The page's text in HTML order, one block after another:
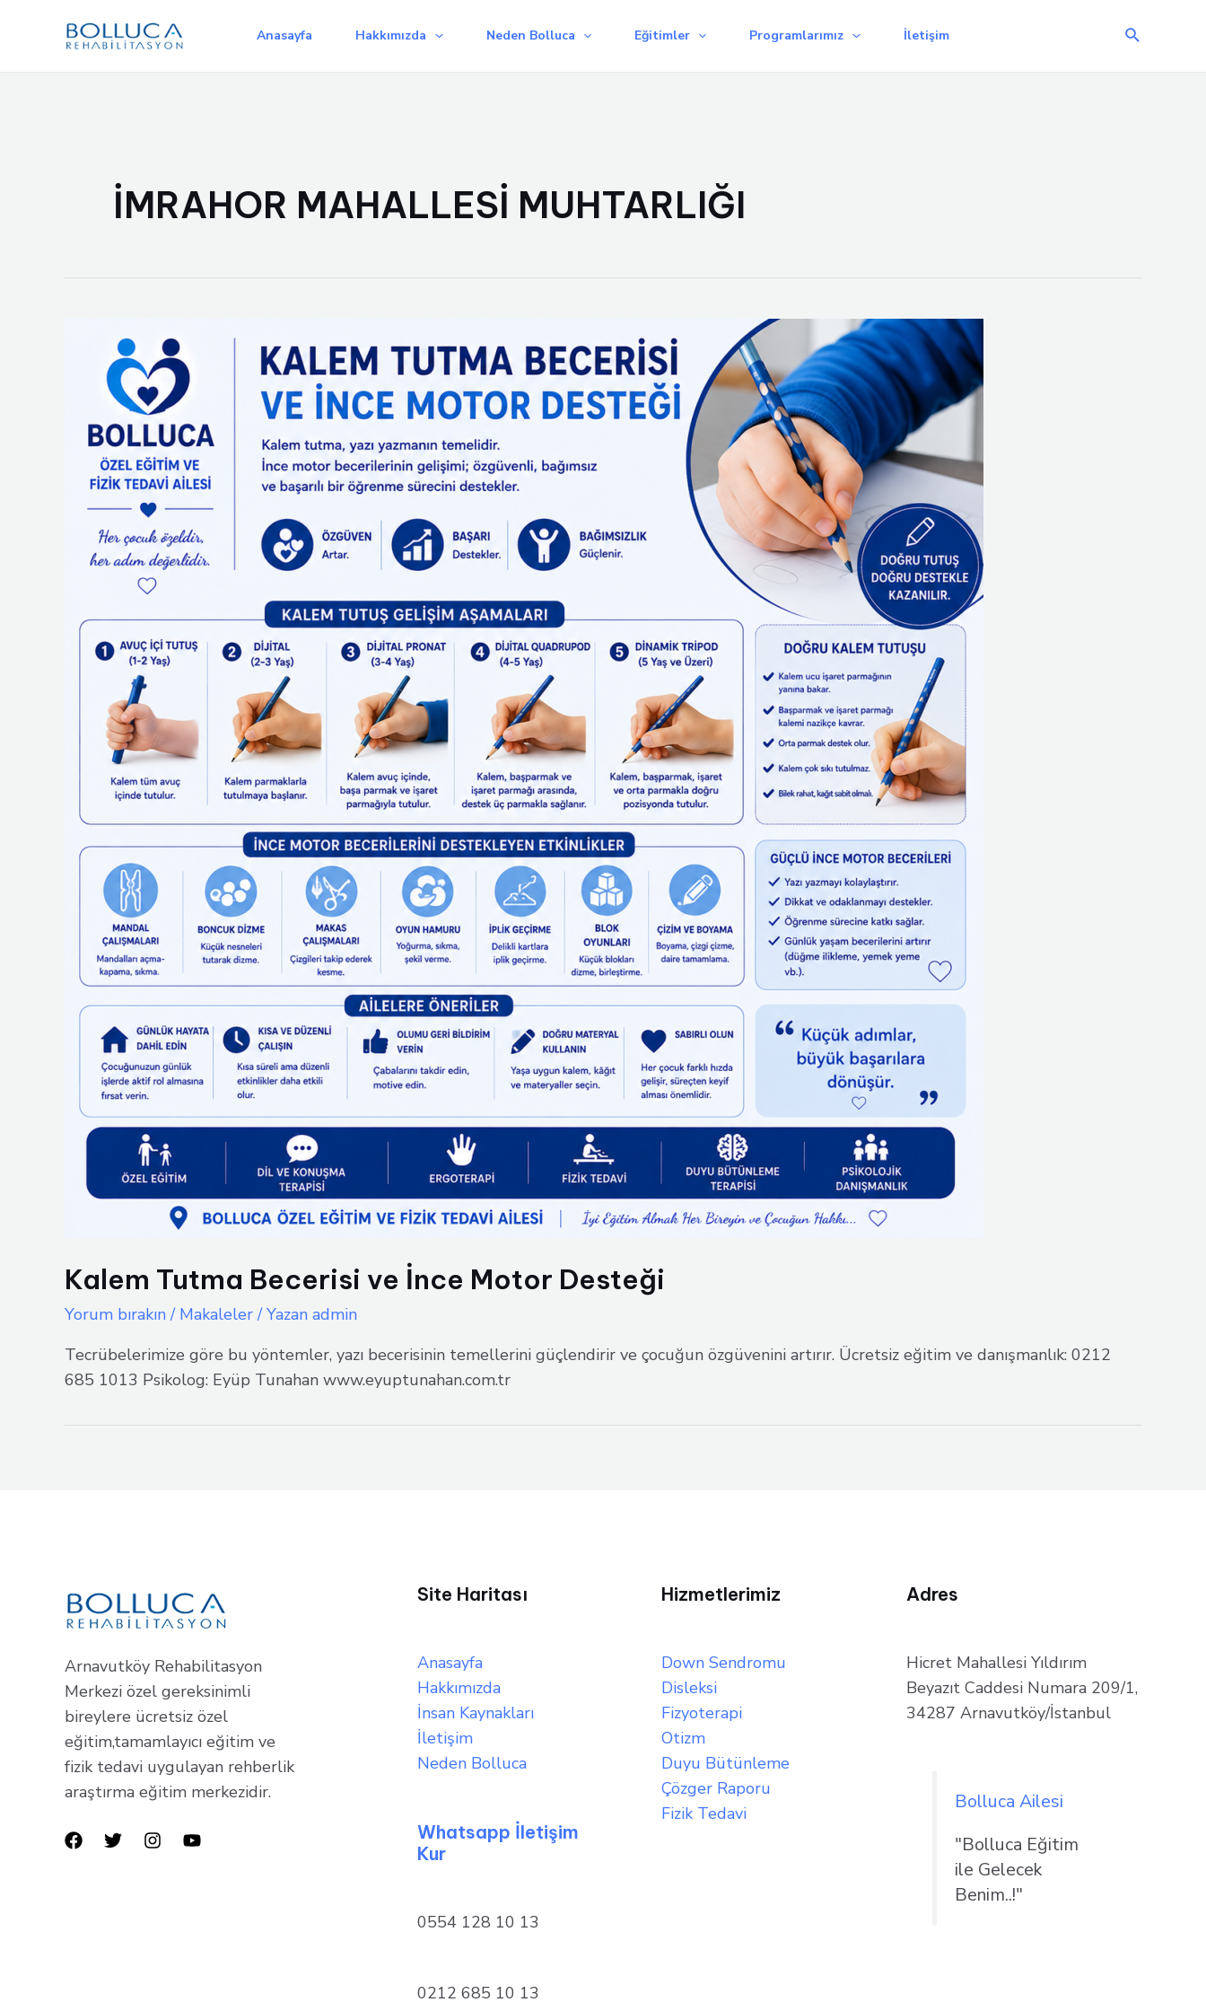
Anasayfa Hakkımızda Neden Bolluca Eğitimler Programlarımız İletişim Arama
İMRAHOR MAHALLESİ MUHTARLIĞI
Kalem Tutma Becerisi ve İnce Motor Desteği
Yorum bırakın / Makaleler/ Yazan admin
Tecrübelerimize göre bu yöntemler, yazı becerisinin temellerini güçlendirir ve çocuğun özgüvenini artırır. Ücretsiz eğitim ve danışmanlık: 0212
685 1013 Psikolog: Eyüp Tunahan www.eyuptunahan.com.tr
Arnavutköy Rehabilitasyon
Merkezi özel gereksinimli
bireylere ücretsiz özel
eğitim,tamamlayıcı eğitim ve
fizik tedavi uygulayan rehberlik
araştırma eğitim merkezidir.
Site Haritası
Anasayfa
Hakkımızda
İnsan Kaynakları
İletişim
Neden Bolluca
Whatsapp İletişim
Kur
0554 128 10 13
0212 685 10 13
Hizmetlerimiz
Down Sendromu
Disleksi
Fizyoterapi
Otizm
Duyu Bütünleme
Çözger Raporu
Fizik Tedavi
Adres
Hicret Mahallesi Yıldırım
Beyazıt Caddesi Numara 209/1,
34287 Arnavutköy/İstanbul
Bolluca Ailesi
"Bolluca Eğitim
ile Gelecek
Benim..!"